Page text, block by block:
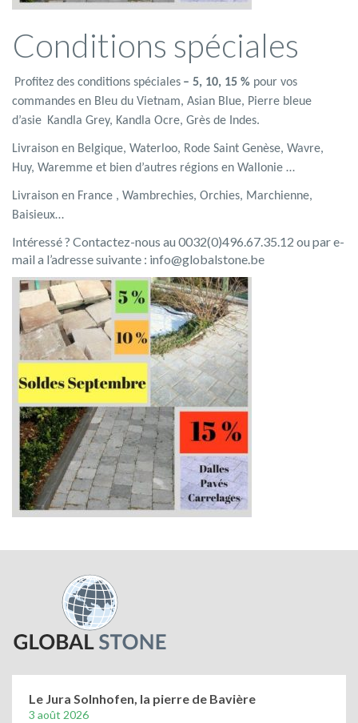
Conditions spéciales
Profitez des conditions spéciales – 5, 10, 15 % pour vos
commandes en Bleu du Vietnam, Asian Blue, Pierre bleue
d’asie Kandla Grey, Kandla Ocre, Grès de Indes.
Livraison en Belgique, Waterloo, Rode Saint Genèse, Wavre,
Huy, Waremme et bien d’autres régions en Wallonie …
Livraison en France , Wambrechies, Orchies, Marchienne,
Baisieux…
Intéressé ? Contactez-nous au 0032(0)496.67.35.12 ou par e-
mail a l’adresse suivante : info@globalstone.be
Le Jura Solnhofen, la pierre de Bavière
3 août 2026